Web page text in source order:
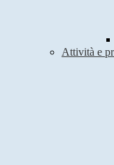
Attività e